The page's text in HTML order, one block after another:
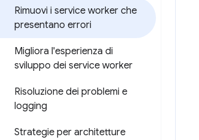
Rimuovi i service worker che
presentano errori
Migliora l'esperienza di
sviluppo dei service worker
Risoluzione dei problemi e
logging
Strategie per architetture